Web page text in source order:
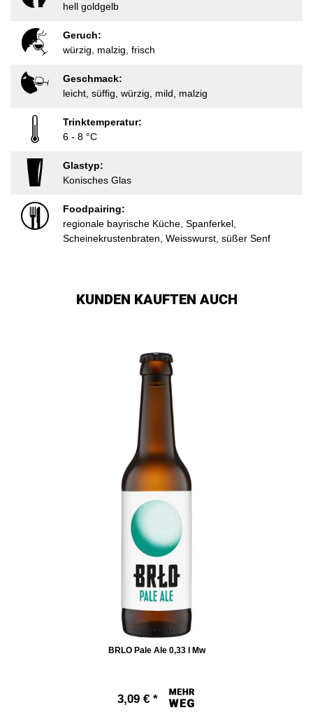
hell goldgelb
Geruch:
würzig, malzig, frisch
Geschmack:
leicht, süffig, würzig, mild, malzig
Trinktemperatur:
6 - 8 °C
Glastyp:
Konisches Glas
Foodpairing:
regionale bayrische Küche, Spanferkel,
Scheinekrustenbraten, Weisswurst, süßer Senf
KUNDEN KAUFTEN AUCH
BRLO Pale Ale 0,33 l Mw
3,09 € *